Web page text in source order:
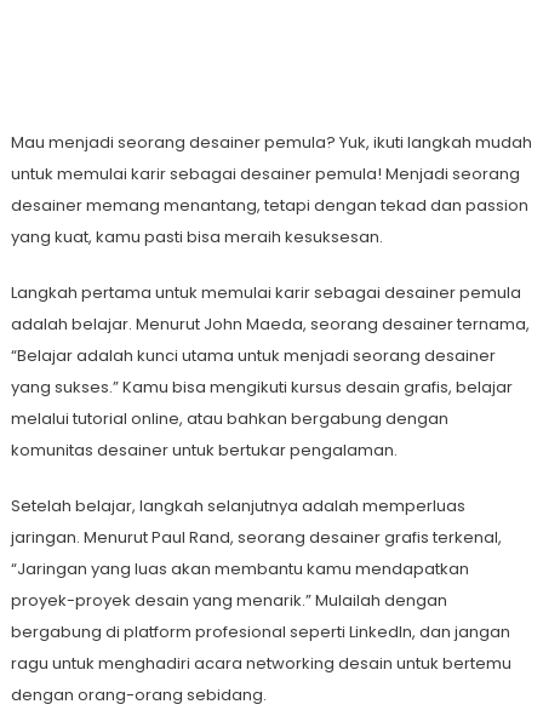
Mau menjadi seorang desainer pemula? Yuk, ikuti langkah mudah
untuk memulai karir sebagai desainer pemula! Menjadi seorang
desainer memang menantang, tetapi dengan tekad dan passion
yang kuat, kamu pasti bisa meraih kesuksesan.
Langkah pertama untuk memulai karir sebagai desainer pemula
adalah belajar. Menurut John Maeda, seorang desainer ternama,
“Belajar adalah kunci utama untuk menjadi seorang desainer
yang sukses.” Kamu bisa mengikuti kursus desain grafis, belajar
melalui tutorial online, atau bahkan bergabung dengan
komunitas desainer untuk bertukar pengalaman.
Setelah belajar, langkah selanjutnya adalah memperluas
jaringan. Menurut Paul Rand, seorang desainer grafis terkenal,
“Jaringan yang luas akan membantu kamu mendapatkan
proyek-proyek desain yang menarik.” Mulailah dengan
bergabung di platform profesional seperti LinkedIn, dan jangan
ragu untuk menghadiri acara networking desain untuk bertemu
dengan orang-orang sebidang.